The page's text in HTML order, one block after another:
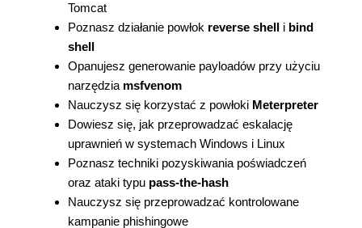
Tomcat
Poznasz działanie powłok reverse shell i bind
shell
Opanujesz generowanie payloadów przy użyciu
narzędzia msfvenom
Nauczysz się korzystać z powłoki Meterpreter
Dowiesz się, jak przeprowadzać eskalację
uprawnień w systemach Windows i Linux
Poznasz techniki pozyskiwania poświadczeń
oraz ataki typu pass-the-hash
Nauczysz się przeprowadzać kontrolowane
kampanie phishingowe